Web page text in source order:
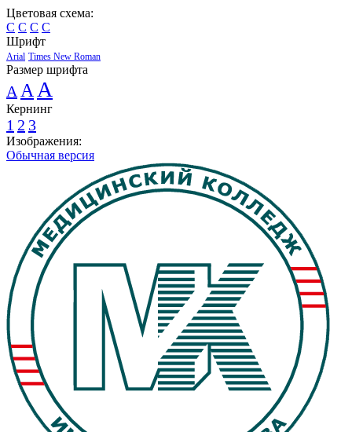
Цветовая схема:
C C C C
Шрифт
Arial Times New Roman
Размер шрифта
A A A
Кернинг
1 2 3
Изображения:
Обычная версия